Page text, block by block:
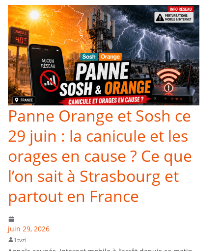
Panne Orange et Sosh ce
29 juin : la canicule et les
orages en cause ? Ce que
l’on sait à Strasbourg et
partout en France
juin 29, 2026
1tvzi